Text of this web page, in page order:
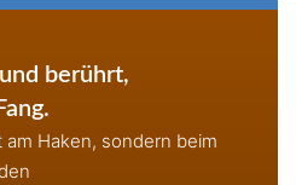
berührt,
Haken, sondern beim